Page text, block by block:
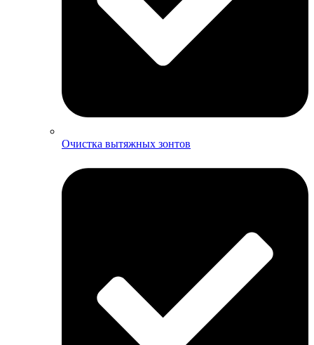
Очистка вытяжных зонтов